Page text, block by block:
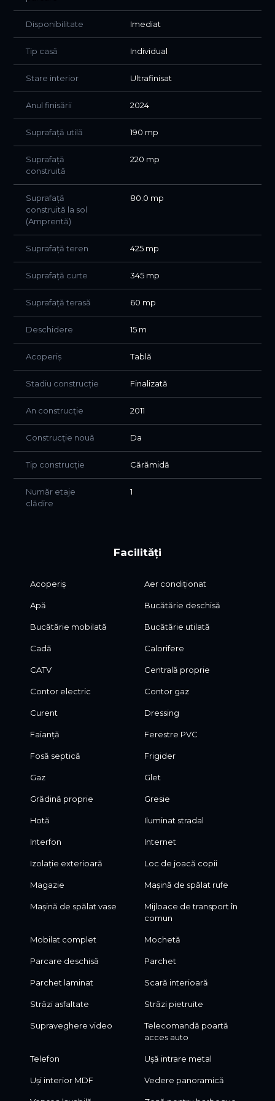
Disponibilitate Imediat
Tip casă Individual
Stare interior Ultrafinisat
Anul finisării 2024
Suprafață utilă 190 mp
Suprafață
construită
220 mp
Suprafață
construită la sol
(Amprentă)
80.0 mp
Suprafață teren 425 mp
Suprafață curte 345 mp
Suprafață terasă 60 mp
Deschidere 15 m
Acoperiș Tablă
Stadiu construcție Finalizată
An construcție 2011
Construcție nouă Da
Tip construcție Cărămidă
Număr etaje
clădire
1
Facilități
Acoperiș Aer condiționat
Apă Bucătărie deschisă
Bucătărie mobilată Bucătărie utilată
Cadă Calorifere
CATV Centrală proprie
Contor electric Contor gaz
Curent Dressing
Faianță Ferestre PVC
Fosă septică Frigider
Gaz Glet
Grădină proprie Gresie
Hotă Iluminat stradal
Interfon Internet
Izolație exterioară Loc de joacă copii
Magazie Mașină de spălat rufe
Mașină de spălat vase
Mijloace de transport în
comun
Mobilat complet Mochetă
Parcare deschisă Parchet
Parchet laminat Scară interioară
Străzi asfaltate Străzi pietruite
Supraveghere video
Telecomandă poartă
acces auto
Telefon Ușă intrare metal
Uși interior MDF Vedere panoramică